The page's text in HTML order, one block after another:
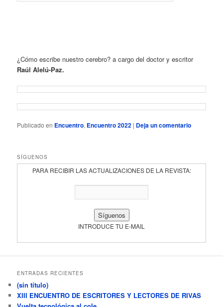
¿Cómo escribe nuestro cerebro? a cargo del doctor y escritor
Raúl Alelú-Paz.
Publicado en Encuentro, Encuentro 2022 | Deja un comentario
SÍGUENOS
PARA RECIBIR LAS ACTUALIZACIONES DE LA REVISTA:
INTRODUCE TU E-MAIL
ENTRADAS RECIENTES
(sin título)
XIII ENCUENTRO DE ESCRITORES Y LECTORES DE RIVAS